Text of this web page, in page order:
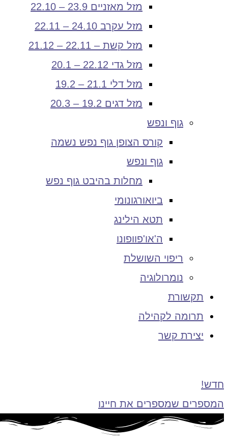
מזל מאזניים 23.9 – 22.10
מזל עקרב 24.10 – 22.11
מזל קשת – 22.11 – 21.12
מזל גדי 22.12 – 20.1
מזל דלי 21.1 – 19.2
מזל דגים 19.2 – 20.3
גוף ונפש
קורס הצופן גוף נפש נשמה
גוף ונפש
מחלות בהיבט גוף נפש
ביואורגונומי
תטא הילינג
ה'או'פוופונו
ריפוי השושלת
נומרולוגיה
תקשורת
תרומה לקהילה
יצירת קשר
חדש!
המספרים שמספרים את חיינו